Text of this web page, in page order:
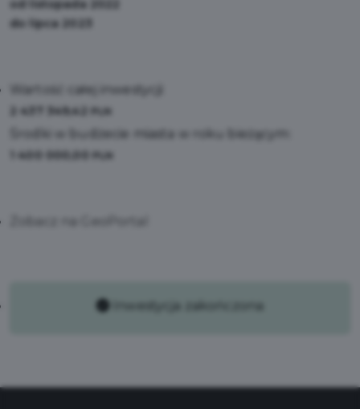
od listopada 2022
do lipca 2023
Wartość całej inwestycji:
2 437 349,42
Środki w budżecie miasta w roku bieżącym:
1 400 000,00
Inwestycja zakończona